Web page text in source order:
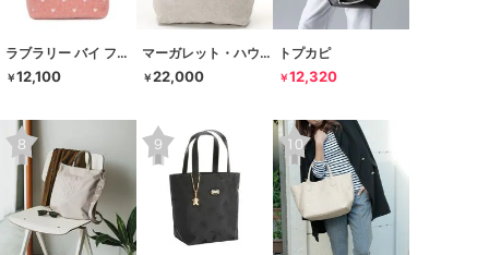
ラブラリー バイ フェイラー
￥12,100
マーガレット・ハウエル アイデア
￥22,000
トプカピ
￥12,320